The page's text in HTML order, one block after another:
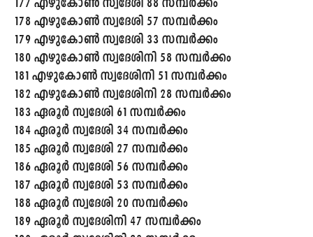
177 എഴുകോൺ സ്വദേശി 88 സമ്പർക്കം
178 എഴുകോൺ സ്വദേശി 57 സമ്പർക്കം
179 എഴുകോൺ സ്വദേശി 33 സമ്പർക്കം
180 എഴുകോൺ സ്വദേശിനി 58 സമ്പർക്കം
181 എഴുകോൺ സ്വദേശിനി 51 സമ്പർക്കം
182 എഴുകോൺ സ്വദേശിനി 28 സമ്പർക്കം
183 ഏരൂർ സ്വദേശി 61 സമ്പർക്കം
184 ഏരൂർ സ്വദേശി 34 സമ്പർക്കം
185 ഏരൂർ സ്വദേശി 27 സമ്പർക്കം
186 ഏരൂർ സ്വദേശി 56 സമ്പർക്കം
187 ഏരൂർ സ്വദേശി 53 സമ്പർക്കം
188 ഏരൂർ സ്വദേശി 20 സമ്പർക്കം
189 ഏരൂർ സ്വദേശിനി 47 സമ്പർക്കം